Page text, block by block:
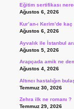
Eğitim sertifikası
Ağustos 6, 2026
Kur’an-ı Kerim’de
Ağustos 6, 2026
Ayvalık ile İstanbul
Ağustos 5, 2026
Arapçada amik ne
Ağustos 4, 2026
Altıncı hastalığın
Temmuz 30, 2026
Zehra ilk ne romanı ?
Temmuz 29, 2026